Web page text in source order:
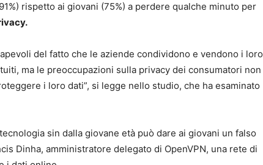
rispetto ai giovani (75%) a perdere qualche minuto per
del fatto che le aziende condividono e vendono i loro
ma le preoccupazioni sulla privacy dei consumatori non
i loro dati”, si legge nello studio, che ha esaminato
sin dalla giovane età può dare ai giovani un falso
Dinha, amministratore delegato di OpenVPN, una rete di